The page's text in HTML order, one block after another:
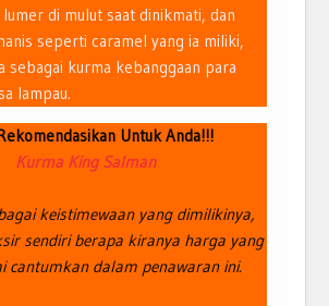
di mulut saat dinikmati, dan
seperti caramel yang ia miliki,
sebagai kurma kebanggaan para
lampau.
Untuk Anda!!!
Kurma King Salman
keistimewaan yang dimilikinya,
sendiri berapa kiranya harga yang
cantumkan dalam penawaran ini.